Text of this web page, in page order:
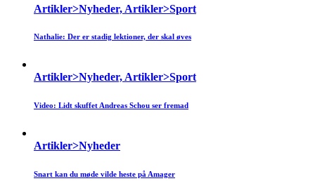
Artikler>Nyheder, Artikler>Sport
Nathalie: Der er stadig lektioner, der skal øves
Artikler>Nyheder, Artikler>Sport
Video: Lidt skuffet Andreas Schou ser fremad
Artikler>Nyheder
Snart kan du møde vilde heste på Amager